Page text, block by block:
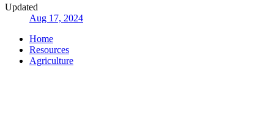
Updated
Aug 17, 2024
Home
Resources
Agriculture